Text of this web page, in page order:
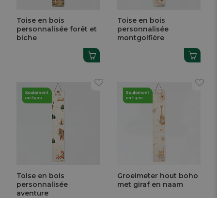
Toise en bois
personnalisée forêt et
biche
Toise en bois
personnalisée
montgolfière
Toise en bois
personnalisée
aventure
Groeimeter hout boho
met giraf en naam